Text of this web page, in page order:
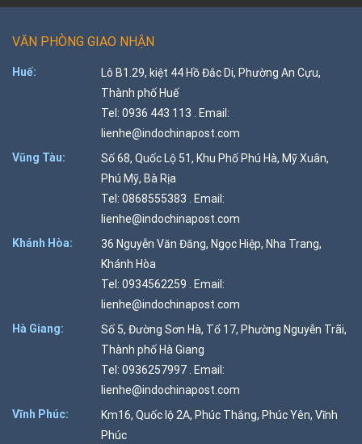
VĂN PHÒNG GIAO NHẬN
Huế:
Lô B1.29, kiệt 44 Hồ Đắc Di, Phường An Cựu,
Thành phố Huế
Tel: 0936 443 113 . Email:
lienhe@indochinapost.com
Vũng Tàu:
Số 68, Quốc Lộ 51, Khu Phố Phú Hà, Mỹ Xuân,
Phú Mỹ, Bà Rịa
Tel: 0868555383 . Email:
lienhe@indochinapost.com
Khánh Hòa:
36 Nguyễn Văn Đăng, Ngọc Hiệp, Nha Trang,
Khánh Hòa
Tel: 0934562259 . Email:
lienhe@indochinapost.com
Hà Giang:
Số 5, Đường Sơn Hà, Tổ 17, Phường Nguyễn Trãi,
Thành phố Hà Giang
Tel: 0936257997 . Email:
lienhe@indochinapost.com
Vĩnh Phúc:
Km16, Quốc lộ 2A, Phúc Thắng, Phúc Yên, Vĩnh
Phúc